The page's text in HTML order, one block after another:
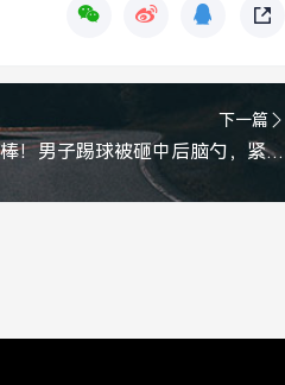
下一篇
足球飞来当头一棒！男子踢球被砸中后脑勺，紧急送医抢救至ICU，男子踢球被足球砸中后脑勺，紧急送医抢救至ICU